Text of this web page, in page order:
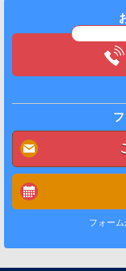
フォー